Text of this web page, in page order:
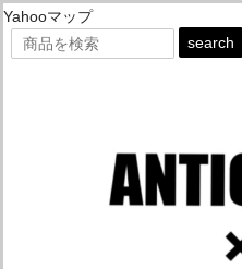
Yahooマップ
search